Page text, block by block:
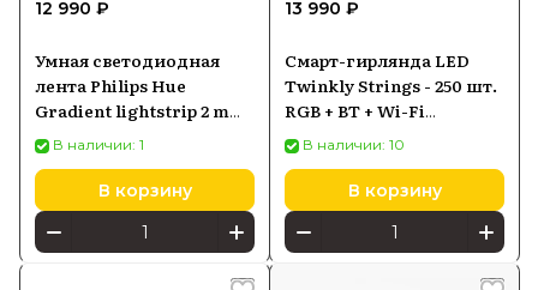
12 990 ₽
Умная светодиодная
лента Philips Hue
Gradient lightstrip 2 m
(929002994901)
В наличии: 1
В корзину
13 990 ₽
Смарт-гирлянда LED
Twinkly Strings - 250 шт.
RGB + BT + Wi-Fi
(TWS250STP-BEU)
Generation II
В наличии: 10
В корзину